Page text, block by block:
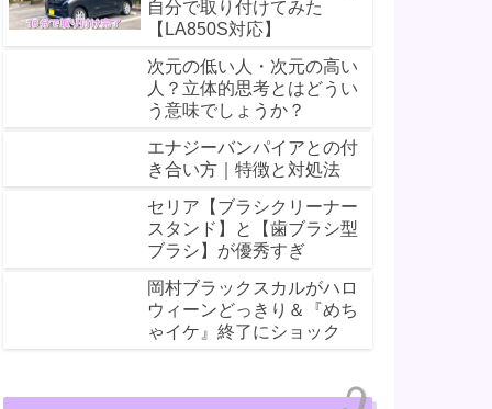
自分で取り付けてみた
【LA850S対応】
次元の低い人・次元の高い
人？立体的思考とはどうい
う意味でしょうか？
エナジーバンパイアとの付
き合い方｜特徴と対処法
セリア【ブラシクリーナー
スタンド】と【歯ブラシ型
ブラシ】が優秀すぎ
岡村ブラックスカルがハロ
ウィーンどっきり＆『めち
ゃイケ』終了にショック